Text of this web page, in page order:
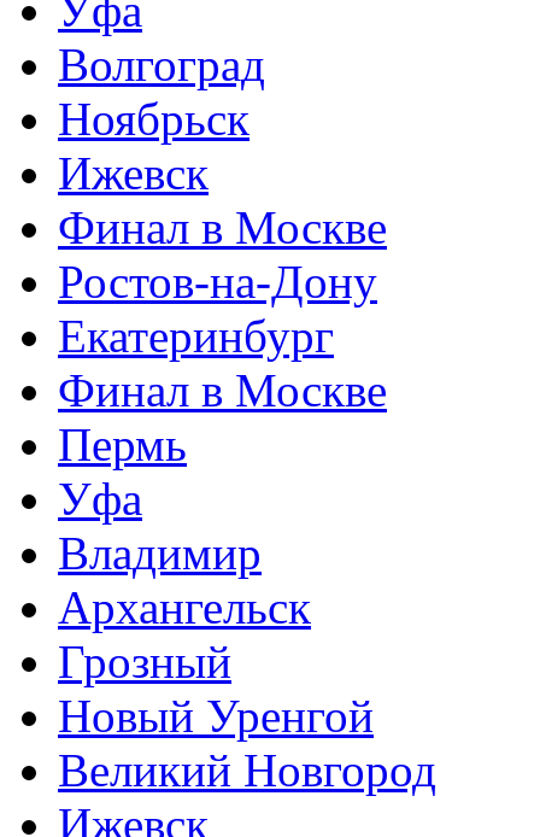
Волгоград
Ноябрьск
Ижевск
Финал в Москве
Ростов-на-Дону
Екатеринбург
Финал в Москве
Пермь
Уфа
Владимир
Архангельск
Грозный
Новый Уренгой
Великий Новгород
Ижевск